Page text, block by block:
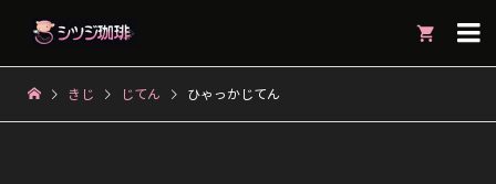

きじ じてん ひゃっかじてん